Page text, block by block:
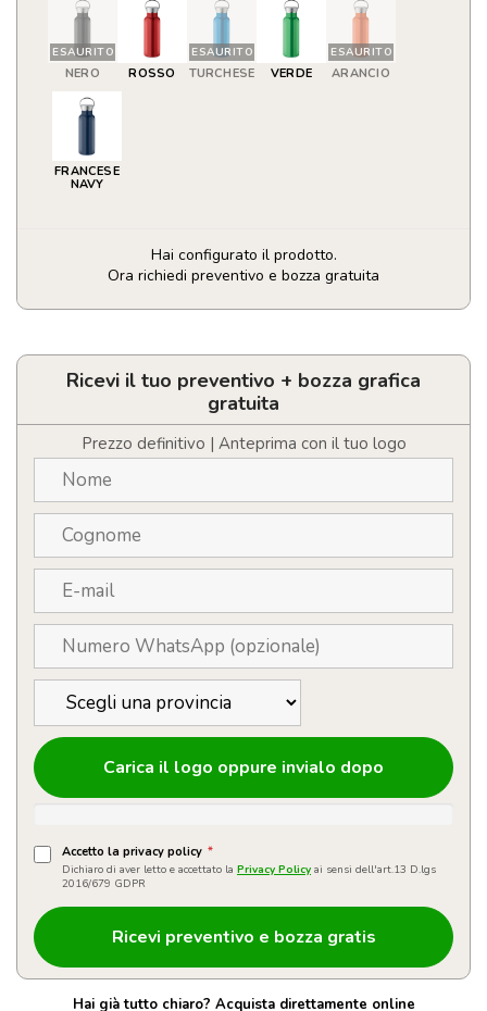
ESAURITO
NERO ROSSO
ESAURITO
TURCHESE VERDE
ESAURITO
ARANCIO
FRANCESE
NAVY
Hai configurato il prodotto.
Ora richiedi preventivo e bozza gratuita
Borraccia
Personalizzabile
con
Anello
per
Trasporto
quantità
Ricevi il tuo preventivo + bozza grafica
gratuita
Prezzo definitivo | Anteprima con il tuo logo
Carica il logo oppure invialo dopo
Accetto la privacy policy *
Dichiaro di aver letto e accettato la Privacy Policy ai sensi dell'art.13 D.lgs
2016/679 GDPR
Hai già tutto chiaro? Acquista direttamente online